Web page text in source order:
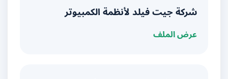
شركة جيت فيلد لأنظمة الكمبيوتر
عرض الملف